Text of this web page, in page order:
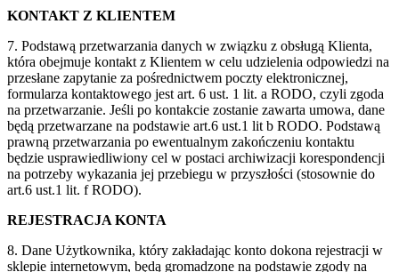
KONTAKT Z KLIENTEM
7. Podstawą przetwarzania danych w związku z obsługą Klienta,
która obejmuje kontakt z Klientem w celu udzielenia odpowiedzi na
przesłane zapytanie za pośrednictwem poczty elektronicznej,
formularza kontaktowego jest art. 6 ust. 1 lit. a RODO, czyli zgoda
na przetwarzanie. Jeśli po kontakcie zostanie zawarta umowa, dane
będą przetwarzane na podstawie art.6 ust.1 lit b RODO. Podstawą
prawną przetwarzania po ewentualnym zakończeniu kontaktu
będzie usprawiedliwiony cel w postaci archiwizacji korespondencji
na potrzeby wykazania jej przebiegu w przyszłości (stosownie do
art.6 ust.1 lit. f RODO).
REJESTRACJA KONTA
8. Dane Użytkownika, który zakładając konto dokona rejestracji w
sklepie internetowym, będą gromadzone na podstawie zgody na